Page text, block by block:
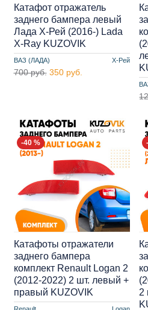
ВАЗ (ЛАДА) Х-Рей
Катафот отражатель
заднего бампера левый
Лада Х-Рей (2016-) Lada
X-Ray KUZOVIK
700 руб. 350 руб.
-40 %
Катафоты отражатели
заднего бампера
комплект Renault Logan 2
(2012-2022) 2 шт. левый +
правый KUZOVIK
2